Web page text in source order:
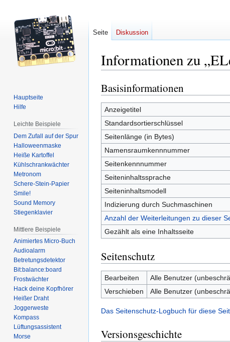
Informationen zu
Zur
Navigation
springen
Zur
Suche
springen
Basisinformationen
Anzeigetitel
Standardsortierschlüssel
Seitenlänge (in Bytes)
Namensraumkennnummer
Seitenkennnummer
Seiteninhaltssprache
Seiteninhaltsmodell
Indizierung durch Suchmaschinen
Anzahl der Weiterleitungen zu dieser
Gezählt als eine Inhaltsseite
Seitenschutz
Bearbeiten
Alle Benutzer
Verschieben
Alle Benutzer
Das Seitenschutz-Logbuch für diese
Versionsgeschichte
Seite Diskussion
Hauptseite
Hilfe
Leichte Beispiele
Dem Zufall auf der Spur
Halloweenmaske
Heiße Kartoffel
Kühlschrankwächter
Metronom
Schere-Stein-Papier
Smile!
Sound Memory
Stiegenklavier
Mittlere Beispiele
Animiertes Micro-Buch
Audioalarm
Betretungsdetektor
Bit:balance:board
Frostwächter
Hack deine Kopfhörer
Heißer Draht
Joggerweste
Kompass
Lüftungsassistent
Morse